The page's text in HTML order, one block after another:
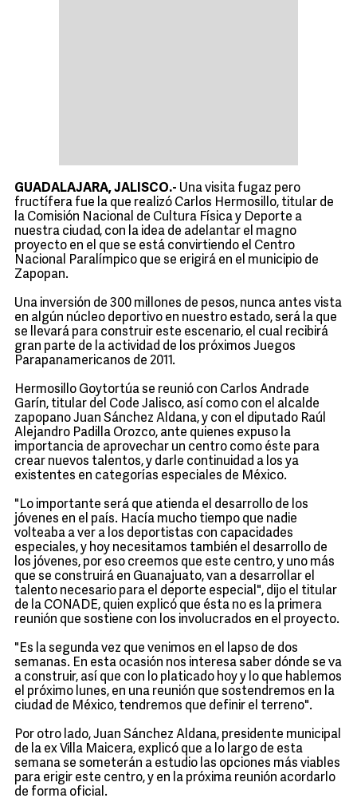
GUADALAJARA, JALISCO.- Una visita fugaz pero
fructífera fue la que realizó Carlos Hermosillo, titular de
la Comisión Nacional de Cultura Física y Deporte a
nuestra ciudad, con la idea de adelantar el magno
proyecto en el que se está convirtiendo el Centro
Nacional Paralímpico que se erigirá en el municipio de
Zapopan.
Una inversión de 300 millones de pesos, nunca antes vista
en algún núcleo deportivo en nuestro estado, será la que
se llevará para construir este escenario, el cual recibirá
gran parte de la actividad de los próximos Juegos
Parapanamericanos de 2011.
Hermosillo Goytortúa se reunió con Carlos Andrade
Garín, titular del Code Jalisco, así como con el alcalde
zapopano Juan Sánchez Aldana, y con el diputado Raúl
Alejandro Padilla Orozco, ante quienes expuso la
importancia de aprovechar un centro como éste para
crear nuevos talentos, y darle continuidad a los ya
existentes en categorías especiales de México.
"Lo importante será que atienda el desarrollo de los
jóvenes en el país. Hacía mucho tiempo que nadie
volteaba a ver a los deportistas con capacidades
especiales, y hoy necesitamos también el desarrollo de
los jóvenes, por eso creemos que este centro, y uno más
que se construirá en Guanajuato, van a desarrollar el
talento necesario para el deporte especial", dijo el titular
de la CONADE, quien explicó que ésta no es la primera
reunión que sostiene con los involucrados en el proyecto.
"Es la segunda vez que venimos en el lapso de dos
semanas. En esta ocasión nos interesa saber dónde se va
a construir, así que con lo platicado hoy y lo que hablemos
el próximo lunes, en una reunión que sostendremos en la
ciudad de México, tendremos que definir el terreno".
Por otro lado, Juan Sánchez Aldana, presidente municipal
de la ex Villa Maicera, explicó que a lo largo de esta
semana se someterán a estudio las opciones más viables
para erigir este centro, y en la próxima reunión acordarlo
de forma oficial.